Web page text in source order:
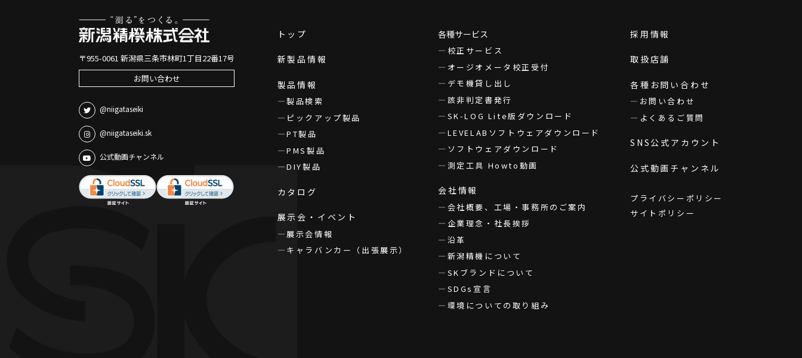
〒955-0061 新潟県三条市林町1丁目22番17号
お問い合わせ
@niigataseiki
@niigataseiki.sk
公式動画チャンネル
トップ
新製品情報
製品情報
製品検索
ピックアップ製品
PT製品
PMS製品
DIY製品
カタログ
展示会・イベント
展示会情報
キャラバンカー（出張展示）
各種サービス
校正サービス
オージオメータ校正受付
デモ機貸し出し
該非判定書発行
SK-LOG Lite版ダウンロード
LEVELABソフトウェアダウンロード
ソフトウェアダウンロード
測定工具 Howto動画
会社情報
会社概要、工場・事務所のご案内
企業理念・社長挨拶
沿革
新潟精機について
SKブランドについて
SDGs宣言
環境についての取り組み
採用情報
取扱店舗
各種お問い合わせ
お問い合わせ
よくあるご質問
SNS公式アカウント
公式動画チャンネル
プライバシーポリシー
サイトポリシー